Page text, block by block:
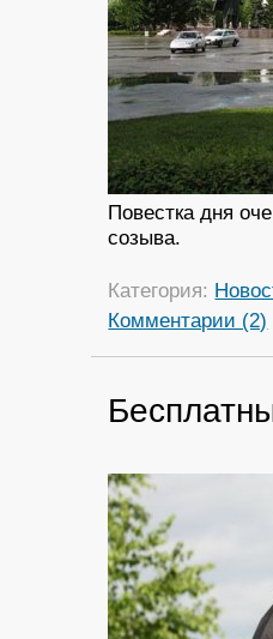
Повестка дня
созыва.
Категория:
Комментарии (2)